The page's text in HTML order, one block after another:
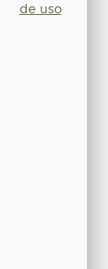
de uso